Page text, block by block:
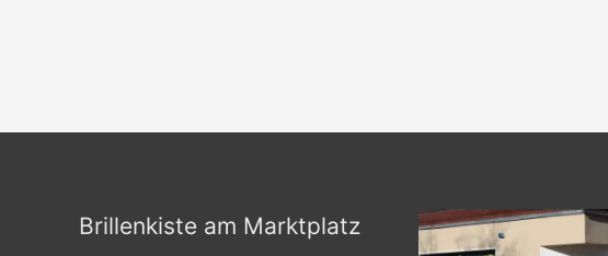
Brillenkiste am Marktplatz